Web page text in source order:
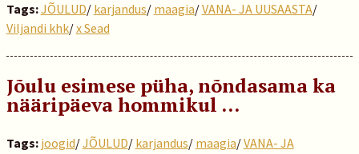
Tags:JÕULUD/ karjandus/ maagia/VANA- JA UUSAASTA/
Viljandi khk/x Sead
Jõulu esimese püha, nõndasama ka
nääripäeva hommikul …
Tags: joogid/JÕULUD/ karjandus/ maagia/VANA- JA